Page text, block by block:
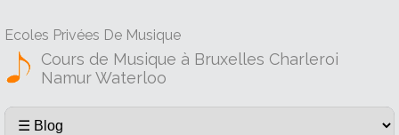
Ecoles Privées De Musique
Cours de Musique à Bruxelles Charleroi
Namur Waterloo